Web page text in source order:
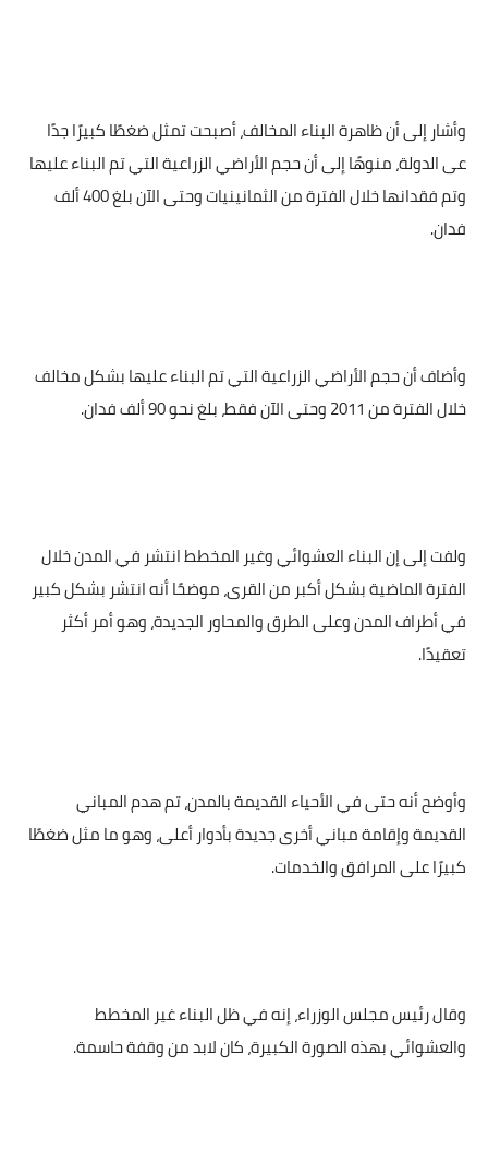
وأشار إلى أن ظاهرة البناء المخالف، أصبحت تمثل ضغطًا كبيرًا جدًا
عى الدولة، منوهًا إلى أن حجم الأراضي الزراعية التي تم البناء عليها
وتم فقدانها خلال الفترة من الثمانينيات وحتى الآن بلغ 400 ألف
فدان.
وأضاف أن حجم الأراضي الزراعية التي تم البناء عليها بشكل مخالف
خلال الفترة من 2011 وحتى الآن فقط، بلغ نحو 90 ألف فدان.
ولفت إلى إن البناء العشوائي وغير المخطط انتشر في المدن خلال
الفترة الماضية بشكل أكبر من القرى، موضحًا أنه انتشر بشكل كبير
في أطراف المدن وعلى الطرق والمحاور الجديدة، وهو أمر أكثر
تعقيدًا.
وأوضح أنه حتى في الأحياء القديمة بالمدن، تم هدم المباني
القديمة وإقامة مباني أخرى جديدة بأدوار أعلى، وهو ما مثل ضغطًا
كبيرًا على المرافق والخدمات.
وقال رئيس مجلس الوزراء، إنه في ظل البناء غير المخطط
والعشوائي بهذه الصورة الكبيرة، كان لابد من وقفة حاسمة.